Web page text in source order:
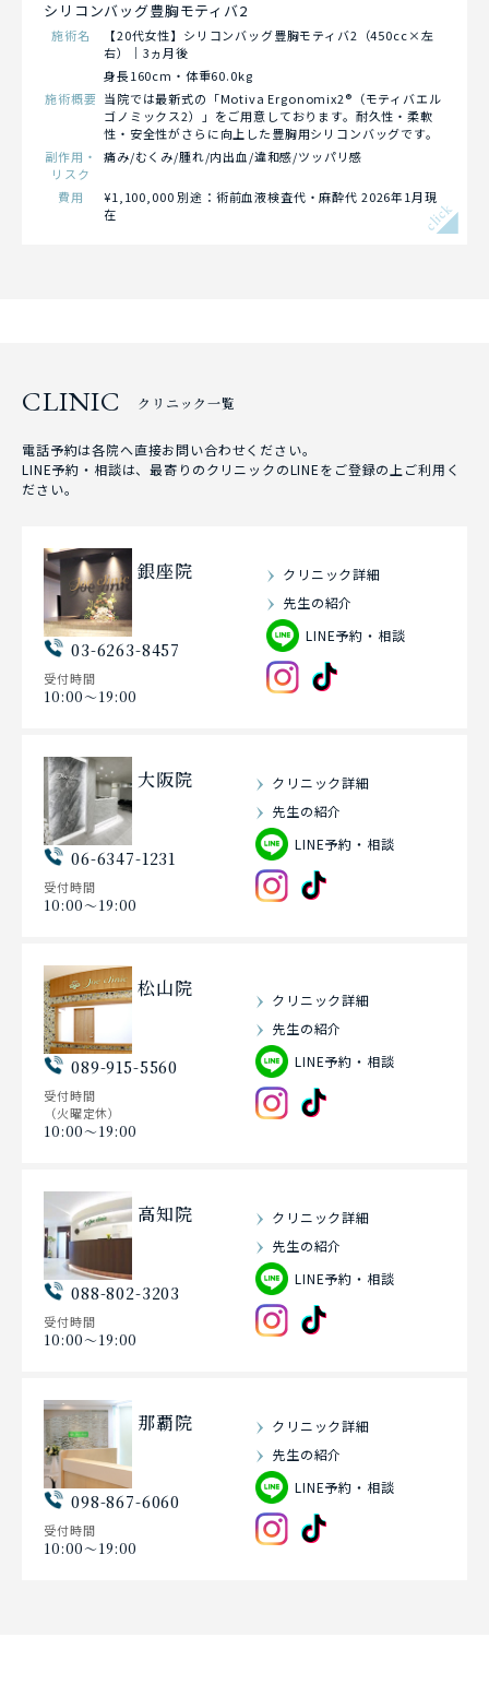
シリコンバッグ豊胸モティバ2
施術名
【20代女性】シリコンバッグ豊胸モティバ2（450cc×左
右）｜3ヵ月後
身長160cm・体重60.0kg
施術概要 当院では最新式の「Motiva Ergonomix2®（モティバエル
ゴノミックス2）」をご用意しております。耐久性・柔軟
性・安全性がさらに向上した豊胸用シリコンバッグです。
副作用・
リスク
痛み/むくみ/腫れ/内出血/違和感/ツッパリ感
費用
¥1,100,000 別途：術前血液検査代・麻酔代 2026年1月現
在
click
CLINIC クリニック一覧
電話予約は各院へ直接お問い合わせください。
LINE予約・相談は、最寄りのクリニックのLINEをご登録の上ご利用く
ださい。
銀座院
03-6263-8457
受付時間
10:00〜19:00
クリニック詳細
先生の紹介
LINE予約・相談
大阪院
06-6347-1231
受付時間
10:00〜19:00
クリニック詳細
先生の紹介
LINE予約・相談
松山院
089-915-5560
受付時間
（火曜定休）
10:00〜19:00
クリニック詳細
先生の紹介
LINE予約・相談
高知院
088-802-3203
受付時間
10:00〜19:00
クリニック詳細
先生の紹介
LINE予約・相談
那覇院
098-867-6060
受付時間
10:00〜19:00
クリニック詳細
先生の紹介
LINE予約・相談